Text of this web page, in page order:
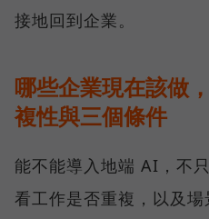
接地回到企業。
哪些企業現在該做
複性與三個條件
能不能導入地端 AI，不
看工作是否重複，以及場